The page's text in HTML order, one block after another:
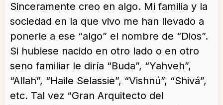
Sinceramente creo en algo. Mi familia y la
sociedad en la que vivo me han llevado a
ponerle a ese “algo” el nombre de “Dios”.
Si hubiese nacido en otro lado o en otro
seno familiar le diría “Buda”, “Yahveh”,
“Allah”, “Haile Selassie”, “Vishnú”, “Shivá”,
etc. Tal vez “Gran Arquitecto del